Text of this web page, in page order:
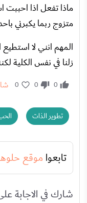
ماذا تفعل اذا احببت
متزوج ربما يكبرني
المهم انني لا
زلنا في نفس الكلية
0
0
0
تطوير الذات
تابعوا موقع
شارك في الاجابة